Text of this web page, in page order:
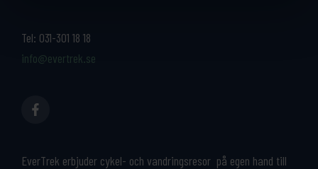
Tel: 031-301 18 18
info@evertrek.se
EverTrek erbjuder cykel- och vandringsresor på egen hand till